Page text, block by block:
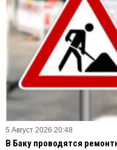
5 Август 2026 20:48
В Баку проводятся